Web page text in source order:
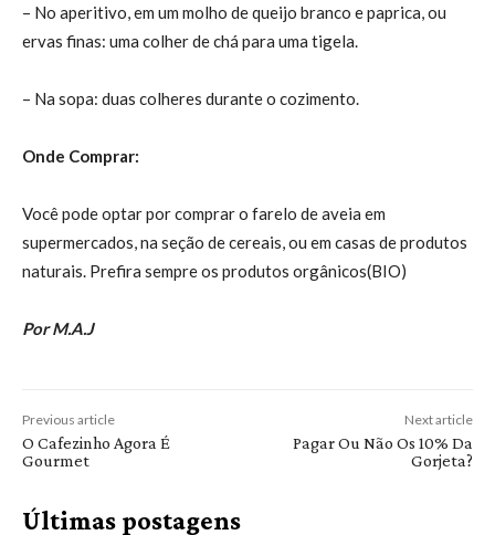
– No aperitivo, em um molho de queijo branco e paprica, ou
ervas finas: uma colher de chá para uma tigela.
– Na sopa: duas colheres durante o cozimento.
Onde Comprar:
Você pode optar por comprar o farelo de aveia em
supermercados, na seção de cereais, ou em casas de produtos
naturais. Prefira sempre os produtos orgânicos(BIO)
Por M.A.J
Previous article
O Cafezinho Agora É
Gourmet
Next article
Pagar Ou Não Os 10% Da
Gorjeta?
Últimas postagens